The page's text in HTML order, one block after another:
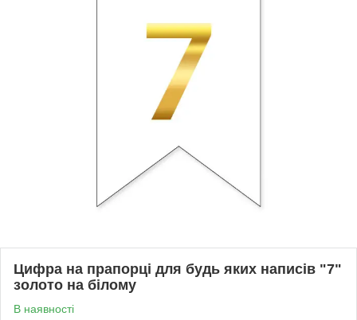
Цифра на прапорці для будь яких написів "7"
золото на білому
В наявності